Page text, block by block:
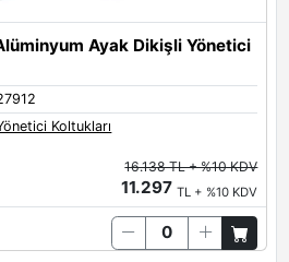
Ayak Dikişli Yönetici
Koltukları
16.138 TL + %10 KDV
11.297TL + %10 KDV